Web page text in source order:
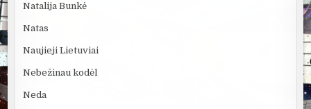
Natalija Bunkė
Natas
Naujieji Lietuviai
Nebežinau kodėl
Neda